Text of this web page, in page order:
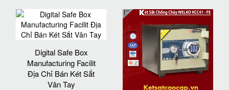
Digital Safe Box
Manufacturing Facilit
Địa Chỉ Bán Két Sắt
Vân Tay